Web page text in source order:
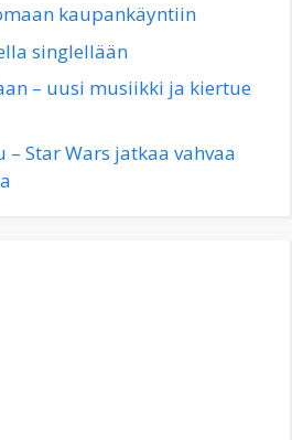
kaupankäyntiin
singlellään
– uusi musiikki ja kiertue
Star Wars jatkaa vahvaa